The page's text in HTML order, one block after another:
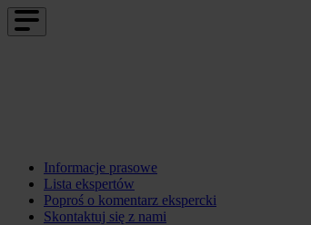
Informacje prasowe
Lista ekspertów
Poproś o komentarz ekspercki
Skontaktuj się z nami